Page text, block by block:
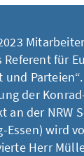
für
der
an der NRW
wird
Herr